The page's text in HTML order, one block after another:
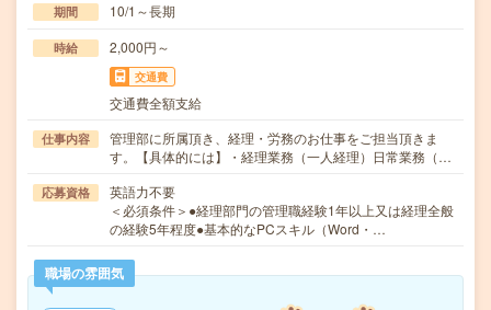
期間 10/1～長期
時給 2,000円～
交通費
交通費全額支給
仕事内容
管理部に所属頂き、経理・労務のお仕事をご担当頂きま
す。【具体的には】・経理業務（一人経理）日常業務（…
応募資格
英語力不要
＜必須条件＞●経理部門の管理職経験1年以上又は経理全般
の経験5年程度●基本的なPCスキル（Word・…
職場の雰囲気